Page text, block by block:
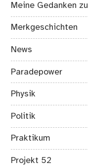
Meine Gedanken zu
Merkgeschichten
News
Paradepower
Physik
Politik
Praktikum
Projekt 52